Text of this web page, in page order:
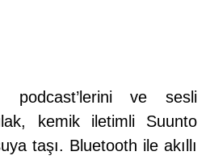
ekleyin
podcast’lerini ve sesli
kemik iletimli Suunto
taşı. Bluetooth ile akıllı